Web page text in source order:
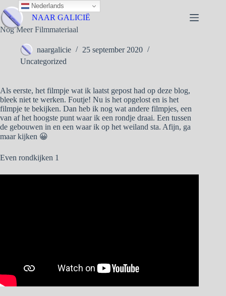
NAAR GALICIË
Nog Meer Filmmateriaal
naargalicie
25 september 2020
Uncategorized
Als eerste, het filmpje wat ik laatst gepost had op deze blog,
bleek niet te werken. Foutje! Nu is het opgelost en is het
filmpje te bekijken. Dan heb ik nog wat andere filmpjes, een
van af het hoogste punt waar ik een rondje draai. Een tussen
de gebouwen in en een waar ik op het weiland sta. Afijn, ga
maar kijken 😀
Even rondkijken 1
Nederlands